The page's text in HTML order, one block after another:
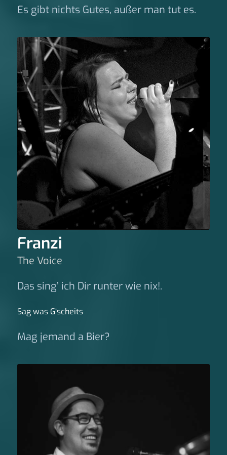
Es gibt nichts Gutes, außer man tut es.
Franzi
The Voice
Das sing’ ich Dir runter wie nix!.
Sag was G‘scheits
Mag jemand a Bier?